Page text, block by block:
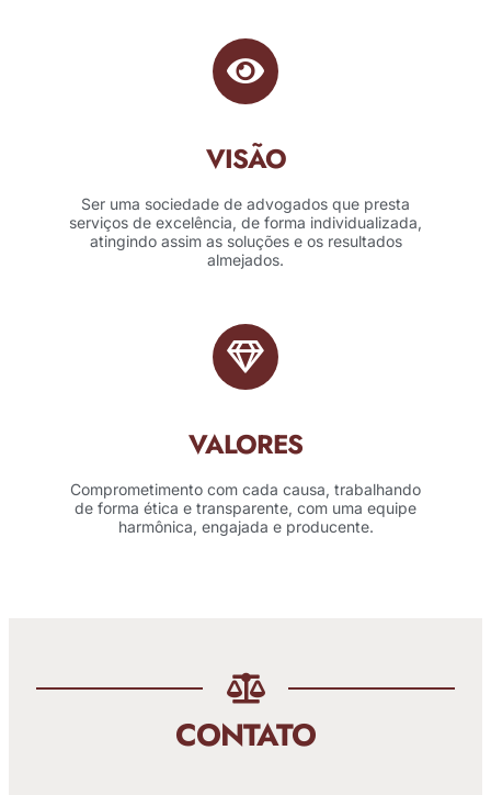
VISÃO
Ser uma sociedade de advogados que presta
serviços de excelência, de forma individualizada,
atingindo assim as soluções e os resultados
almejados.
VALORES
Comprometimento com cada causa, trabalhando
de forma ética e transparente, com uma equipe
harmônica, engajada e producente.
CONTATO